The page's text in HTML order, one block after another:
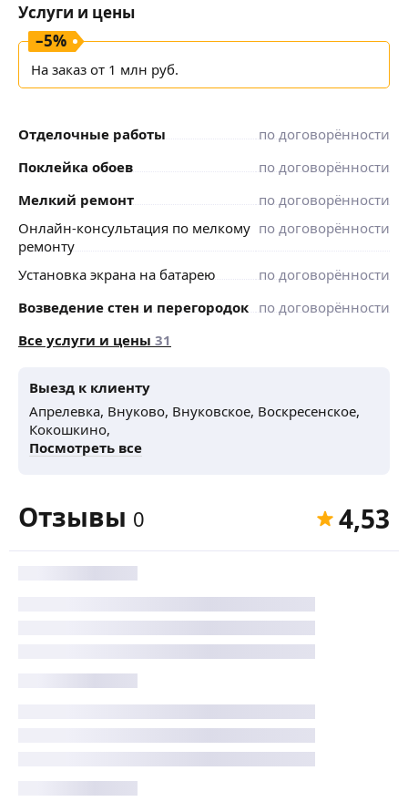
Услуги и цены
–5%
На заказ от 1 млн руб.
Отделочные работы
по договорённости
Поклейка обоев
по договорённости
Мелкий ремонт
по договорённости
Онлайн-консультация по мелкому
ремонту
по договорённости
Установка экрана на батарею
по договорённости
Возведение стен и перегородок по договорённости
Все услуги и цены 31
Выезд к клиенту
Апрелевка, Внуково, Внуковское, Воскресенское,
Кокошкино,
Посмотреть все
Отзывы 0 4,53